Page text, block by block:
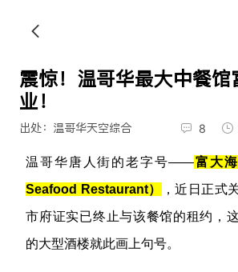
震惊！温哥华最大中餐馆
业！
出处：温哥华天空综合 8
温哥华唐人街的老字号——富大
Seafood Restaurant）
，近日正式
市府证实已终止与该餐馆的租约，
的大型酒楼就此画上句号。